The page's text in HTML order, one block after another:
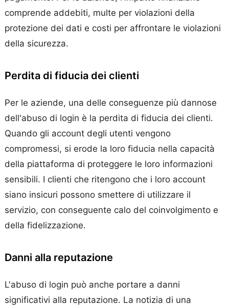
comprende addebiti, multe per violazioni della
protezione dei dati e costi per affrontare le violazioni
della sicurezza.
Perdita di fiducia dei clienti
Per le aziende, una delle conseguenze più dannose
dell'abuso di login è la perdita di fiducia dei clienti.
Quando gli account degli utenti vengono
compromessi, si erode la loro fiducia nella capacità
della piattaforma di proteggere le loro informazioni
sensibili. I clienti che ritengono che i loro account
siano insicuri possono smettere di utilizzare il
servizio, con conseguente calo del coinvolgimento e
della fidelizzazione.
Danni alla reputazione
L'abuso di login può anche portare a danni
significativi alla reputazione. La notizia di una